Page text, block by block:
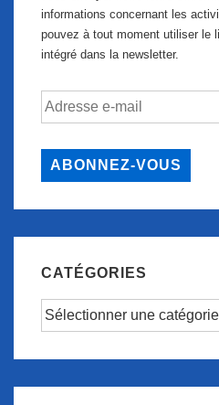
informations concernant les
pouvez à tout moment utiliser le
intégré dans la newsletter.
Adresse
ABONNEZ-VOUS
CATÉGORIES
Catégories